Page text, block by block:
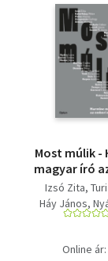
Történelem
Most múlik -
magyar író
Izsó Zita
Háy János
Kanjo Nada
Tompa
Online ár: